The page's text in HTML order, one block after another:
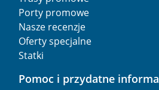
Porty promowe
Nasze recenzje
Oferty specjalne
Statki
Pomoc i przydatne